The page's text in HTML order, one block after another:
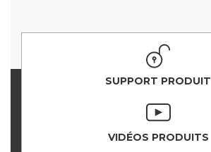
SUPPORT PRODUIT
VIDÉOS PRODUITS